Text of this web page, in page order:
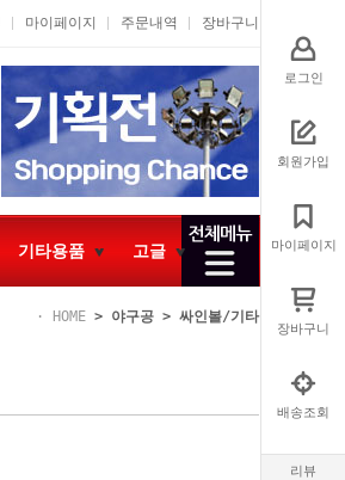
로그인
회원가입
마이페이지
장바구니
배송조회
리뷰
마이페이지 주문내역 장바구니
기타용품 고글
HOME > 야구공 > 싸인볼/기타